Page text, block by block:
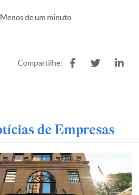
Menos de um minuto
Compartilhe:
de Empresas